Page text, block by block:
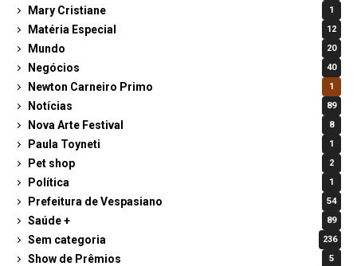
Mary Cristiane 1
Matéria Especial 12
Mundo 20
Negócios 40
Newton Carneiro Primo 1
Notícias 89
Nova Arte Festival 8
Paula Toyneti 1
Pet shop 2
Política 1
Prefeitura de Vespasiano 54
Saúde + 89
Sem categoria 236
Show de Prêmios 5